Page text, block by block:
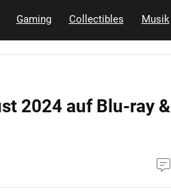
Gaming Collectibles Musik
2024 auf Blu-ray &